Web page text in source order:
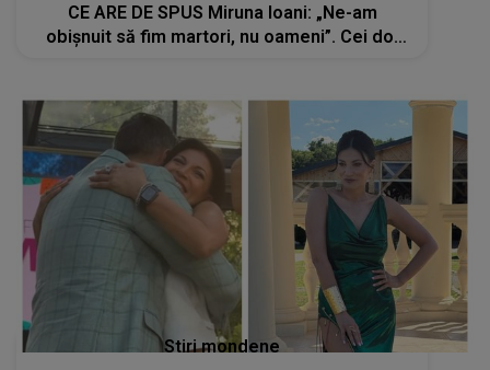
CE ARE DE SPUS Miruna Ioani: „Ne-am
obișnuit să fim martori, nu oameni”. Cei doi
Stiri mondene